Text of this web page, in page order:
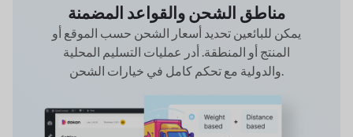
مناطق الشحن والقواعد المضمنة
يمكن للبائعين تحديد أسعار الشحن حسب الموقع أو
المنتج أو المنطقة. أدر عمليات التسليم المحلية
والدولية مع تحكم كامل في خيارات الشحن.